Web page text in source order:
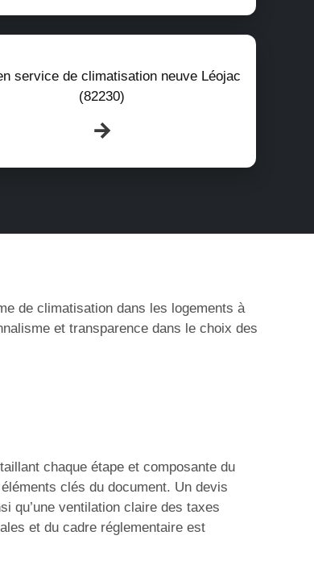
service de climatisation neuve Léojac
(82230)
de climatisation dans les logements à
et transparence dans le choix des
chaque étape et composante du
clés du document. Un devis
qu’une ventilation claire des taxes
et du cadre réglementaire est